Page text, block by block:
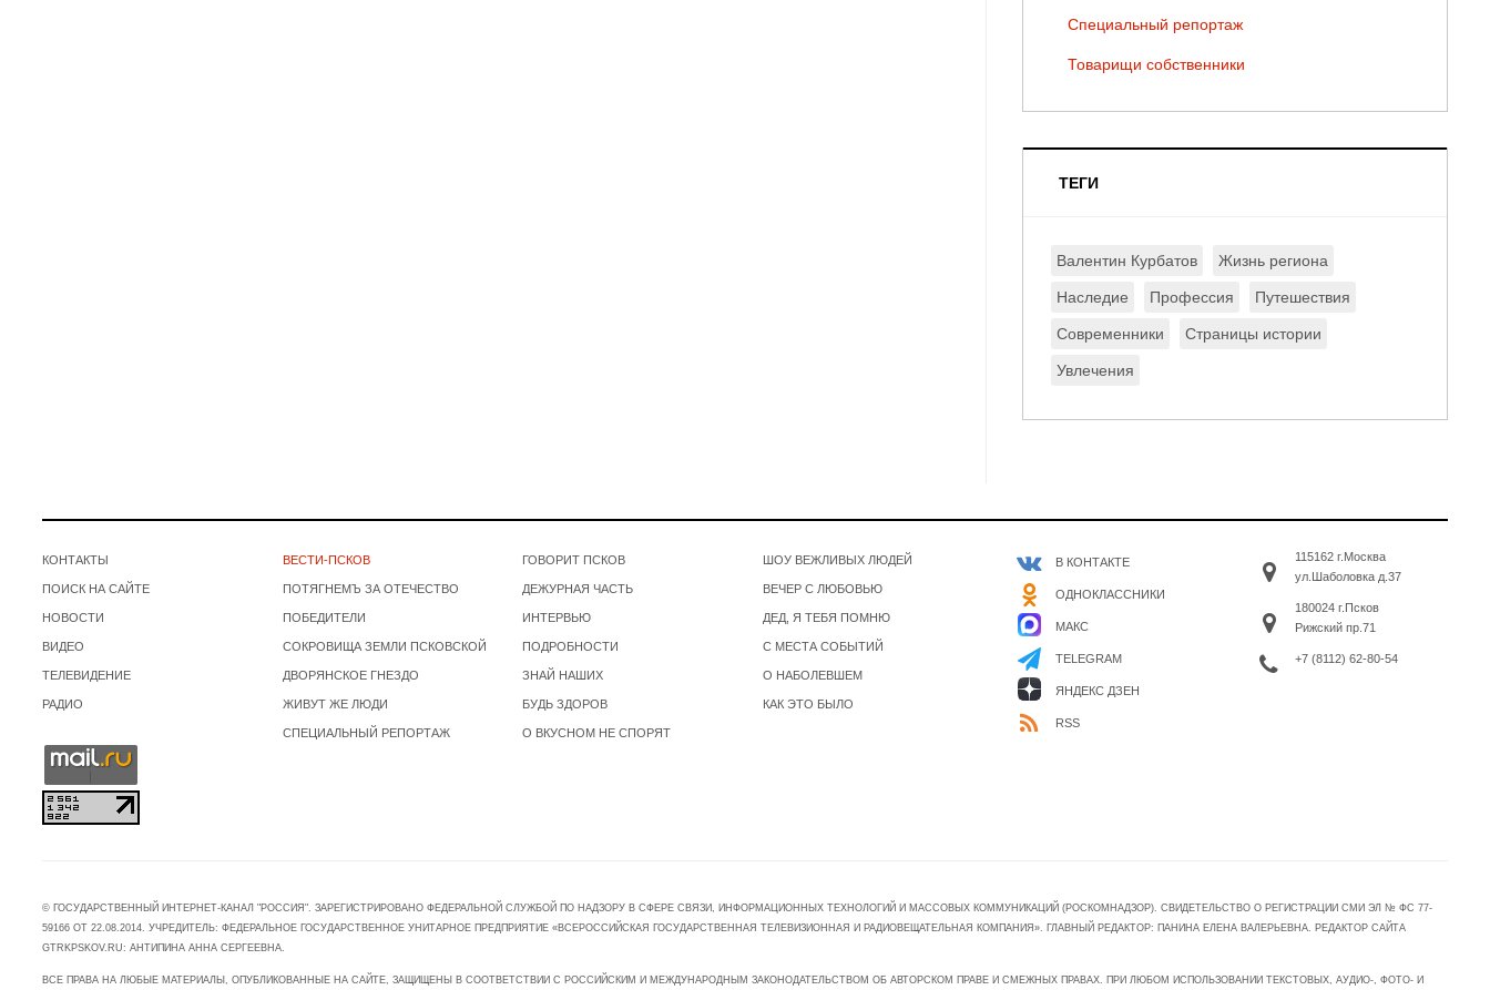
Специальный репортаж
Товарищи собственники
ТЕГИ
Валентин Курбатов Жизнь региона
Наследие Профессия Путешествия
Современники Страницы истории
Увлечения
КОНТАКТЫ
ПОИСК НА САЙТЕ
НОВОСТИ
ВИДЕО
ТЕЛЕВИДЕНИЕ
РАДИО
ВЕСТИ-ПСКОВ
ПОТЯГНЕМЪ ЗА ОТЕЧЕСТВО
ПОБЕДИТЕЛИ
СОКРОВИЩА ЗЕМЛИ ПСКОВСКОЙ
ДВОРЯНСКОЕ ГНЕЗДО
ЖИВУТ ЖЕ ЛЮДИ
СПЕЦИАЛЬНЫЙ РЕПОРТАЖ
ГОВОРИТ ПСКОВ
ДЕЖУРНАЯ ЧАСТЬ
ИНТЕРВЬЮ
ПОДРОБНОСТИ
ЗНАЙ НАШИХ
БУДЬ ЗДОРОВ
О ВКУСНОМ НЕ СПОРЯТ
ШОУ ВЕЖЛИВЫХ ЛЮДЕЙ
ВЕЧЕР С ЛЮБОВЬЮ
ДЕД, Я ТЕБЯ ПОМНЮ
С МЕСТА СОБЫТИЙ
О НАБОЛЕВШЕМ
КАК ЭТО БЫЛО
В КОНТАКТЕ
ОДНОКЛАССНИКИ
МАКС
TELEGRAM
ЯНДЕКС ДЗЕН
RSS
115162 г.Москва
ул.Шаболовка д.37
180024 г.Псков
Рижский пр.71
+7 (8112) 62-80-54
© ГОСУДАРСТВЕННЫЙ ИНТЕРНЕТ-КАНАЛ "РОССИЯ". ЗАРЕГИСТРИРОВАНО ФЕДЕРАЛЬНОЙ СЛУЖБОЙ ПО НАДЗОРУ В СФЕРЕ СВЯЗИ, ИНФОРМАЦИОННЫХ ТЕХНОЛОГИЙ И МАССОВЫХ КОММУНИКАЦИЙ (РОСКОМНАДЗОР). СВИДЕТЕЛЬСТВО О РЕГИСТРАЦИИ СМИ ЭЛ № ФС 77-
59166 ОТ 22.08.2014. УЧРЕДИТЕЛЬ: ФЕДЕРАЛЬНОЕ ГОСУДАРСТВЕННОЕ УНИТАРНОЕ ПРЕДПРИЯТИЕ «ВСЕРОССИЙСКАЯ ГОСУДАРСТВЕННАЯ ТЕЛЕВИЗИОННАЯ И РАДИОВЕЩАТЕЛЬНАЯ КОМПАНИЯ». ГЛАВНЫЙ РЕДАКТОР: ПАНИНА ЕЛЕНА ВАЛЕРЬЕВНА. РЕДАКТОР САЙТА
GTRKPSKOV.RU: АНТИПИНА АННА СЕРГЕЕВНА.
ВСЕ ПРАВА НА ЛЮБЫЕ МАТЕРИАЛЫ, ОПУБЛИКОВАННЫЕ НА САЙТЕ, ЗАЩИЩЕНЫ В СООТВЕТСТВИИ С РОССИЙСКИМ И МЕЖДУНАРОДНЫМ ЗАКОНОДАТЕЛЬСТВОМ ОБ АВТОРСКОМ ПРАВЕ И СМЕЖНЫХ ПРАВАХ. ПРИ ЛЮБОМ ИСПОЛЬЗОВАНИИ ТЕКСТОВЫХ, АУДИО-, ФОТО- И